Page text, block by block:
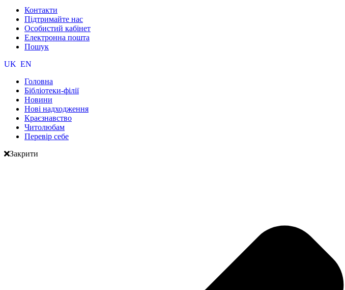
Контакти
Підтримайте нас
Особистий кабінет
Електронна пошта
Пошук
UK EN
Головна
Бібліотеки-філії
Новини
Нові надходження
Краєзнавство
Читолюбам
Перевір себе
Закрити